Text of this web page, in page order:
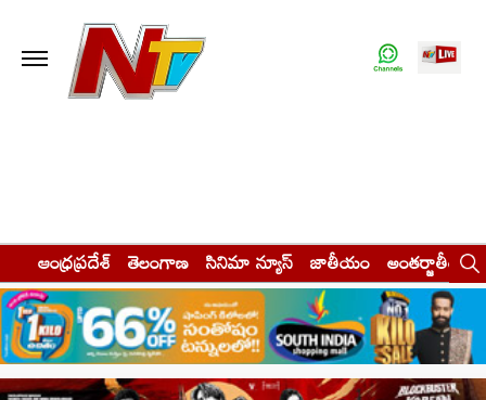
ఆంధ్రప్రదేశ్ తెలంగాణ సినిమా న్యూస్ జాతీయం అంతర్జాతీయం